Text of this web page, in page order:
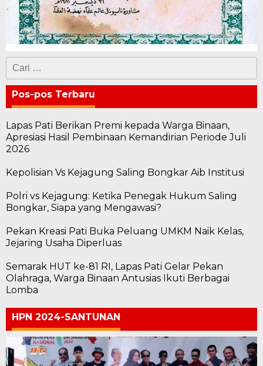
Cari
untuk:
Pos-pos Terbaru
Lapas Pati Berikan Premi kepada Warga Binaan,
Apresiasi Hasil Pembinaan Kemandirian Periode Juli
2026
Kepolisian Vs Kejagung Saling Bongkar Aib Institusi
Polri vs Kejagung: Ketika Penegak Hukum Saling
Bongkar, Siapa yang Mengawasi?
Pekan Kreasi Pati Buka Peluang UMKM Naik Kelas,
Jejaring Usaha Diperluas
Semarak HUT ke-81 RI, Lapas Pati Gelar Pekan
Olahraga, Warga Binaan Antusias Ikuti Berbagai
Lomba
HPN 2024-SANTUNAN